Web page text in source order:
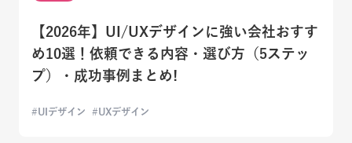
【2026年】UI/UXデザインに強い会社おすす
め10選！依頼できる内容・選び方（5ステッ
プ）・成功事例まとめ!
UIデザイン UXデザイン